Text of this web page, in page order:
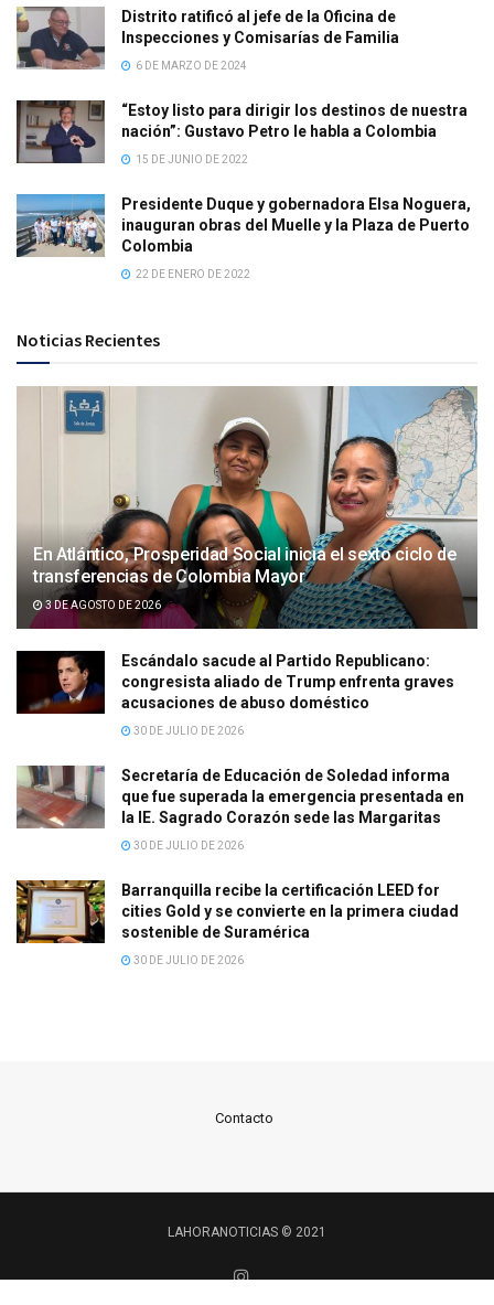
Distrito ratificó al jefe de la Oficina de
Inspecciones y Comisarías de Familia
6 DE MARZO DE 2024
“Estoy listo para dirigir los destinos de nuestra
nación”: Gustavo Petro le habla a Colombia
15 DE JUNIO DE 2022
Presidente Duque y gobernadora Elsa Noguera,
inauguran obras del Muelle y la Plaza de Puerto
Colombia
22 DE ENERO DE 2022
Noticias Recientes
En Atlántico, Prosperidad Social inicia el sexto ciclo de
transferencias de Colombia Mayor
3 DE AGOSTO DE 2026
Escándalo sacude al Partido Republicano:
congresista aliado de Trump enfrenta graves
acusaciones de abuso doméstico
30 DE JULIO DE 2026
Secretaría de Educación de Soledad informa
que fue superada la emergencia presentada en
la IE. Sagrado Corazón sede las Margaritas
30 DE JULIO DE 2026
Barranquilla recibe la certificación LEED for
cities Gold y se convierte en la primera ciudad
sostenible de Suramérica
30 DE JULIO DE 2026
Contacto
LAHORANOTICIAS © 2021